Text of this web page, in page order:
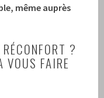
même auprès
?
VOUS FAIRE